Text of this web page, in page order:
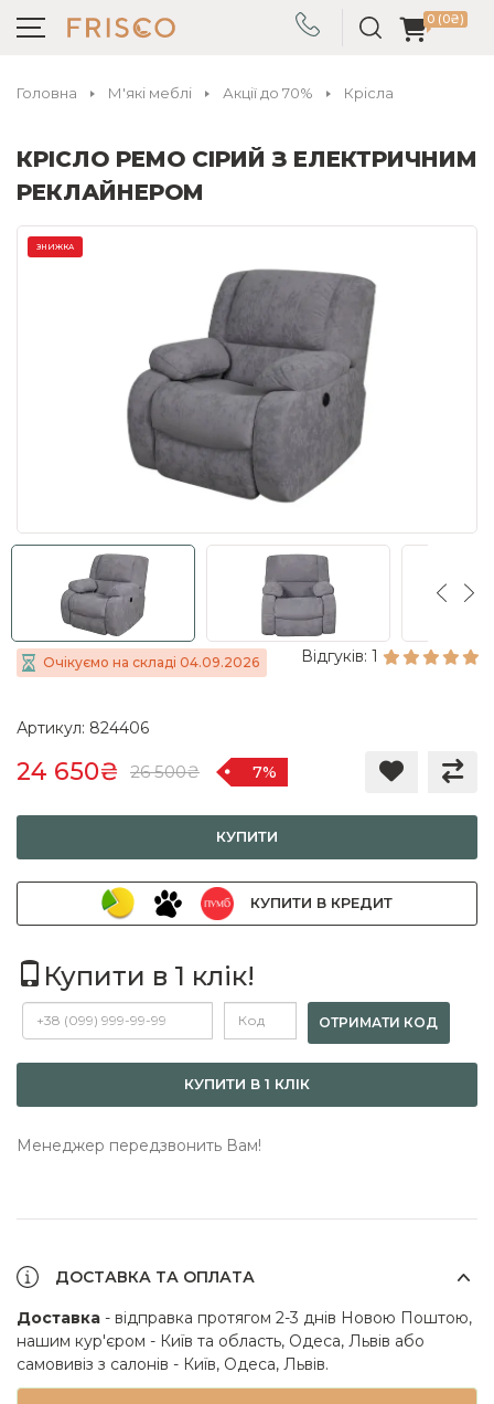
0 (0₴)
Головна М'які меблі Акції до 70% Крісла
КРІСЛО РЕМО СІРИЙ З ЕЛЕКТРИЧНИМ
РЕКЛАЙНЕРОМ
ЗНИЖКА
Очікуємо на складі 04.09.2026 Відгуків: 1
Артикул: 824406
24 650₴ 26 500₴ 7%
КУПИТИ
КУПИТИ В КРЕДИТ
Купити в 1 клік!
ОТРИМАТИ КОД
КУПИТИ В 1 КЛІК
Менеджер передзвонить Вам!
ДОСТАВКА ТА ОПЛАТА
Доставка - відправка протягом 2-3 днів Новою Поштою,
нашим кур'єром - Київ та область, Одеса, Львів або
самовивіз з салонів - Київ, Одеса, Львів.